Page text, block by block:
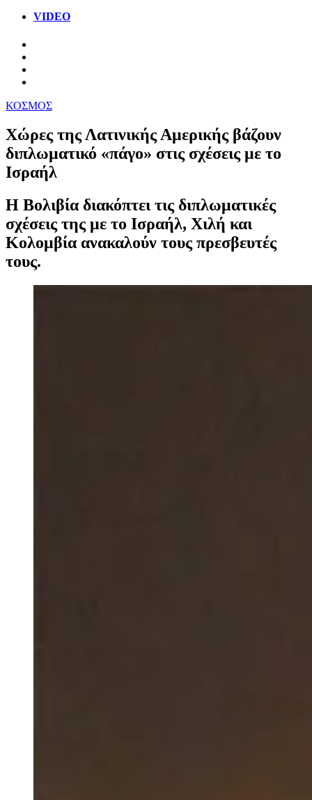
VIDEO
ΚΟΣΜΟΣ
Χώρες της Λατινικής Αμερικής βάζουν
διπλωματικό «πάγο» στις σχέσεις με το
Ισραήλ
Η Βολιβία διακόπτει τις διπλωματικές
σχέσεις της με το Ισραήλ, Χιλή και
Κολομβία ανακαλούν τους πρεσβευτές
τους.